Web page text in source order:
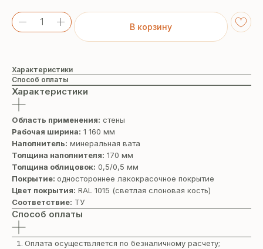
В корзину
Характеристики
Способ оплаты
Характеристики
Область применения: стены
Рабочая ширина: 1 160 мм
Наполнитель: минеральная вата
Толщина наполнителя: 170 мм
Толщина облицовок: 0,5/0,5 мм
Покрытие: одностороннее лакокрасочное покрытие
Цвет покрытия: RAL 1015 (светлая cлоновая кость)
Соответствие: ТУ
Способ оплаты
Оплата осуществляется по безналичному расчету;